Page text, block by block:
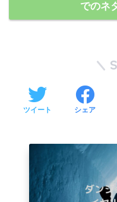
でのネ
ツイート シェア